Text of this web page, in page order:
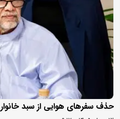
حذف سفرهای هوایی از سبد خانوار